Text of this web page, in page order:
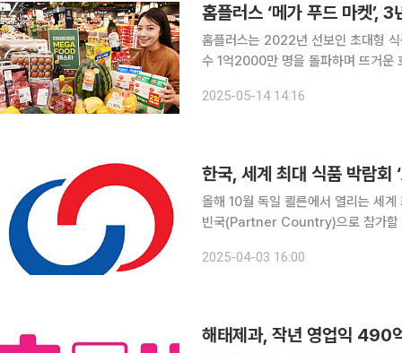
홈플러스 ‘메가 푸드 마켓’,
홈플러스는 2022년 선보인 초대형
수 1억2000만 명을 돌파하며 뜨거운
마켓 3주년을 기념해 신선 먹거리부
2025-05-14 14:16
한국, 세계 최대 식품 박람
올해 10월 독일 쾰른에서 열리는 세
빈국(Partner Country)으로 참가할 예정이다. 3일 한국식품산업협회에 따
2025-04-03 16:00
해태제과, 작년 영업익